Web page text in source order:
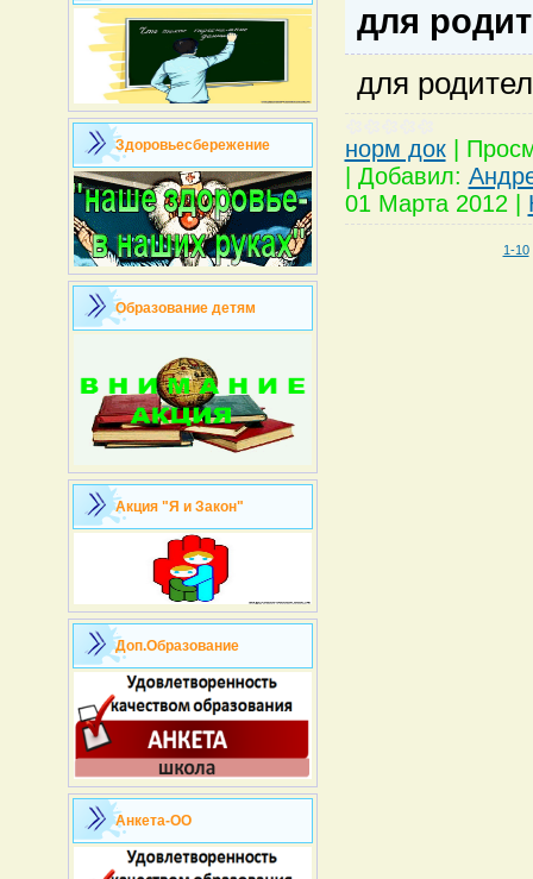
Здоровьесбережение
Образование детям
Акция "Я и Закон"
Доп.Образование
Анкета-ОО
для
для
норм док|
Добавил:
01 Марта 2012
1-10